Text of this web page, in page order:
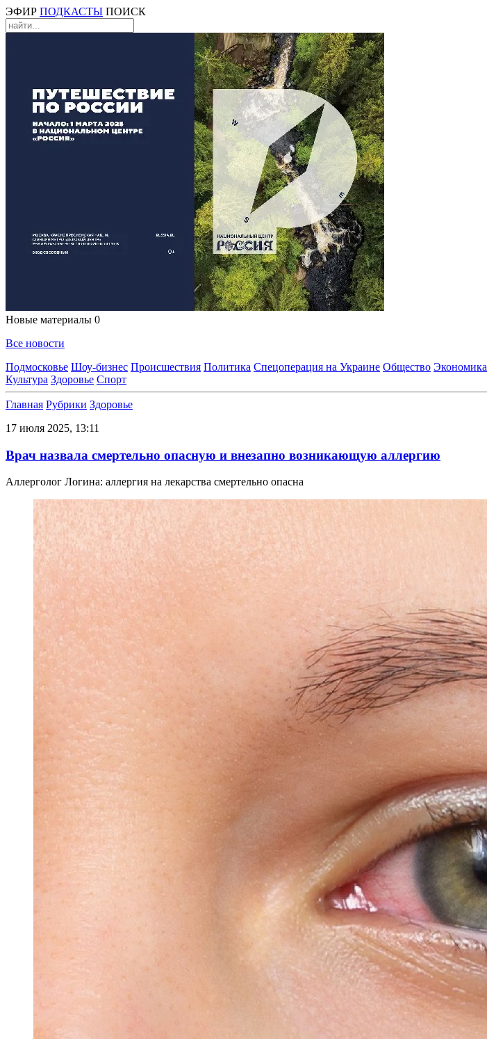
ЭФИР ПОДКАСТЫ ПОИСК
Новые материалы 0
Все новости
Подмосковье Шоу-бизнес Происшествия Политика Спецоперация на Украине Общество Экономика
Культура Здоровье Спорт
Главная Рубрики Здоровье
17 июля 2025, 13:11
Врач назвала смертельно опасную и внезапно возникающую аллергию
Аллерголог Логина: аллергия на лекарства смертельно опасна